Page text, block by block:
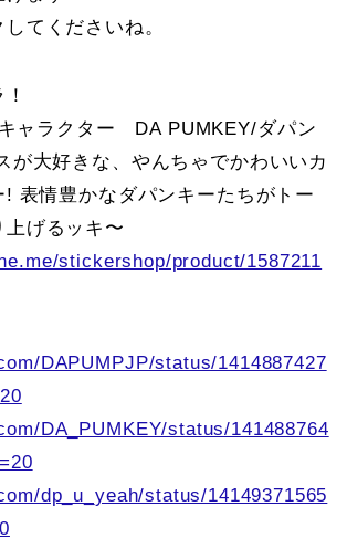
てくださいね。
ャラクター DA PUMKEY/ダパン
が大好きな、やんちゃでかわいいカ
! 表情豊かなダパンキーたちがトー
上げるッキ〜
stickershop/product/1587211
DAPUMPJP/status/1414887427
DA_PUMKEY/status/141488764
dp_u_yeah/status/14149371565